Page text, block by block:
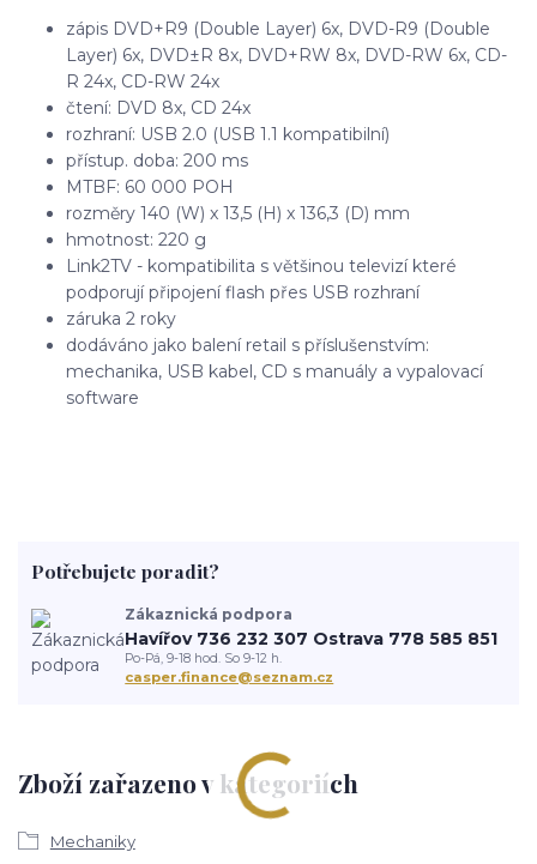
zápis DVD+R9 (Double Layer) 6x, DVD-R9 (Double
Layer) 6x, DVD±R 8x, DVD+RW 8x, DVD-RW 6x, CD-
R 24x, CD-RW 24x
čtení: DVD 8x, CD 24x
rozhraní: USB 2.0 (USB 1.1 kompatibilní)
přístup. doba: 200 ms
MTBF: 60 000 POH
rozměry 140 (W) x 13,5 (H) x 136,3 (D) mm
hmotnost: 220 g
Link2TV - kompatibilita s většinou televizí které
podporují připojení flash přes USB rozhraní
záruka 2 roky
dodáváno jako balení retail s příslušenstvím:
mechanika, USB kabel, CD s manuály a vypalovací
software
Zboží zařazeno v kategoriích
Mechaniky
Potřebujete poradit?
Zákaznická podpora
Havířov 736 232 307 Ostrava 778 585 851
Po-Pá, 9-18 hod. So 9-12 h.
casper.finance@seznam.cz